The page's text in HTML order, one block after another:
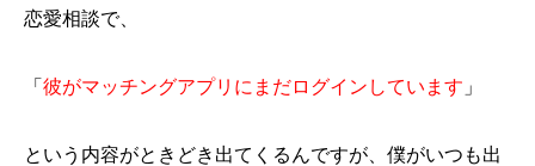
恋愛相談で、
「 彼がマッチングアプリにまだログインしています 」
という内容がときどき出てくるんですが、僕がいつも出